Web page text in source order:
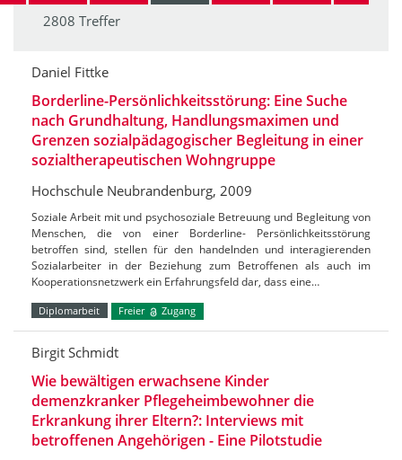
2808 Treffer
Daniel Fittke
Borderline-Persönlichkeitsstörung: Eine Suche
nach Grundhaltung, Handlungsmaximen und
Grenzen sozialpädagogischer Begleitung in einer
sozialtherapeutischen Wohngruppe
Hochschule Neubrandenburg, 2009
Soziale Arbeit mit und psychosoziale Betreuung und Begleitung von
Menschen, die von einer Borderline- Persönlichkeitsstörung
betroffen sind, stellen für den handelnden und interagierenden
Sozialarbeiter in der Beziehung zum Betroffenen als auch im
Kooperationsnetzwerk ein Erfahrungsfeld dar, dass eine…
Diplomarbeit Freier Zugang
Birgit Schmidt
Wie bewältigen erwachsene Kinder
demenzkranker Pflegeheimbewohner die
Erkrankung ihrer Eltern?: Interviews mit
betroffenen Angehörigen - Eine Pilotstudie